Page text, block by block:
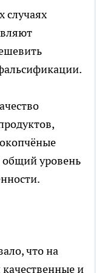
случаях
уровень
что на
и